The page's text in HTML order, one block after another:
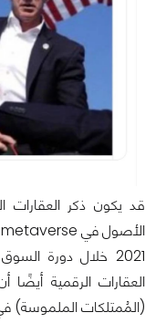
قد يكون ذكر العقارات
2021 خلال دورة
العقارات الرقمية
(المُمتلكات الملموسة)